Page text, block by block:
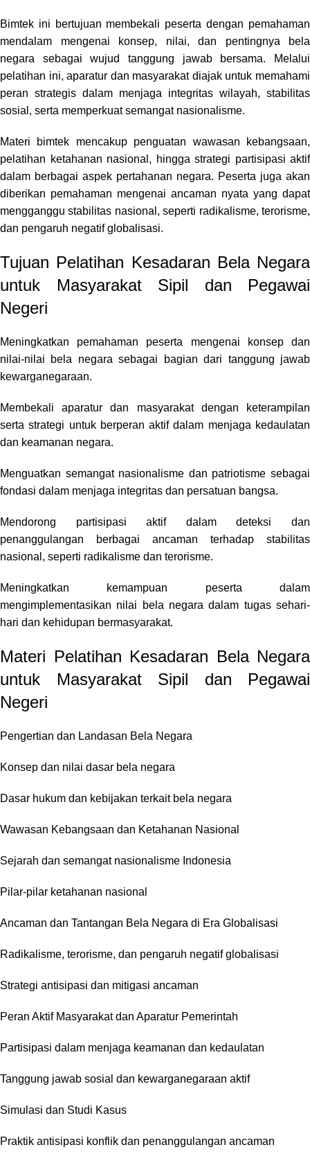
Bimtek ini bertujuan membekali peserta dengan pemahaman
mendalam mengenai konsep, nilai, dan pentingnya bela
negara sebagai wujud tanggung jawab bersama. Melalui
pelatihan ini, aparatur dan masyarakat diajak untuk memahami
peran strategis dalam menjaga integritas wilayah, stabilitas
sosial, serta memperkuat semangat nasionalisme.
Materi bimtek mencakup penguatan wawasan kebangsaan,
pelatihan ketahanan nasional, hingga strategi partisipasi aktif
dalam berbagai aspek pertahanan negara. Peserta juga akan
diberikan pemahaman mengenai ancaman nyata yang dapat
mengganggu stabilitas nasional, seperti radikalisme, terorisme,
dan pengaruh negatif globalisasi.
Tujuan Pelatihan Kesadaran Bela Negara
untuk Masyarakat Sipil dan Pegawai
Negeri
Meningkatkan pemahaman peserta mengenai konsep dan
nilai-nilai bela negara sebagai bagian dari tanggung jawab
kewarganegaraan.
Membekali aparatur dan masyarakat dengan keterampilan
serta strategi untuk berperan aktif dalam menjaga kedaulatan
dan keamanan negara.
Menguatkan semangat nasionalisme dan patriotisme sebagai
fondasi dalam menjaga integritas dan persatuan bangsa.
Mendorong partisipasi aktif dalam deteksi dan
penanggulangan berbagai ancaman terhadap stabilitas
nasional, seperti radikalisme dan terorisme.
Meningkatkan kemampuan peserta dalam
mengimplementasikan nilai bela negara dalam tugas sehari-
hari dan kehidupan bermasyarakat.
Materi Pelatihan Kesadaran Bela Negara
untuk Masyarakat Sipil dan Pegawai
Negeri
Pengertian dan Landasan Bela Negara
Konsep dan nilai dasar bela negara
Dasar hukum dan kebijakan terkait bela negara
Wawasan Kebangsaan dan Ketahanan Nasional
Sejarah dan semangat nasionalisme Indonesia
Pilar-pilar ketahanan nasional
Ancaman dan Tantangan Bela Negara di Era Globalisasi
Radikalisme, terorisme, dan pengaruh negatif globalisasi
Strategi antisipasi dan mitigasi ancaman
Peran Aktif Masyarakat dan Aparatur Pemerintah
Partisipasi dalam menjaga keamanan dan kedaulatan
Tanggung jawab sosial dan kewarganegaraan aktif
Simulasi dan Studi Kasus
Praktik antisipasi konflik dan penanggulangan ancaman